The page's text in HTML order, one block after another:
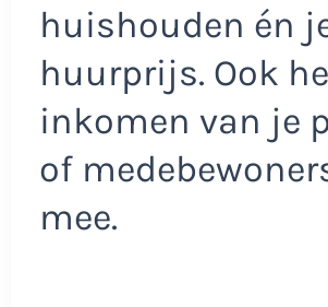
huishouden én
huurprijs. Ook
inkomen van je
of
mee.